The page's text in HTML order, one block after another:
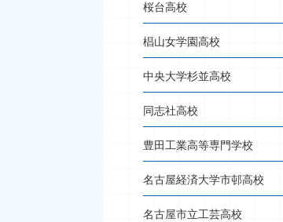
桜台高校
椙山女学園高校
中央大学杉並高校
同志社高校
豊田工業高等専門学校
名古屋経済大学市邨高校
名古屋市立工芸高校